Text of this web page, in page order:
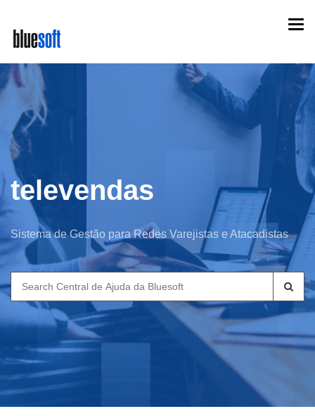
main
content
televendas
Sistema de Gestão para Redes Varejistas e Atacadistas
Search
for: